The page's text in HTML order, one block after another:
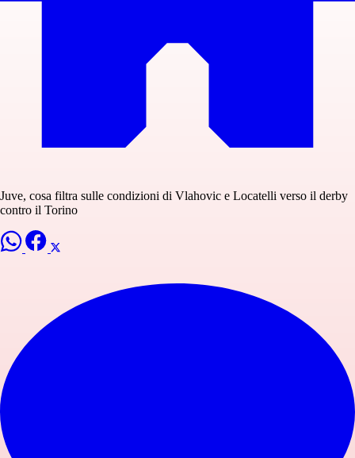
Juve, cosa filtra sulle condizioni di Vlahovic e Locatelli verso il derby
contro il Torino